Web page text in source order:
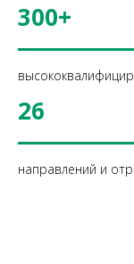
300+
26
направлений и